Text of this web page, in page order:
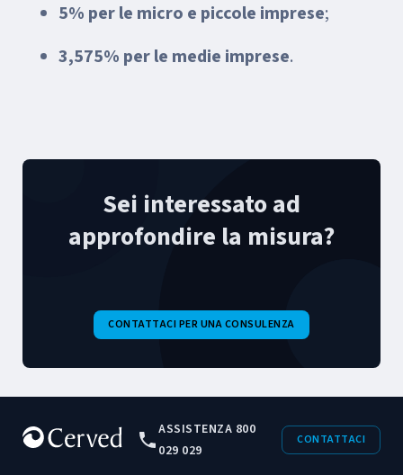
5% per le micro e piccole imprese;
3,575% per le medie imprese.
Sei interessato ad
approfondire la misura?
CONTATTACI PER UNA CONSULENZA
ASSISTENZA 800
029 029
CONTATTACI